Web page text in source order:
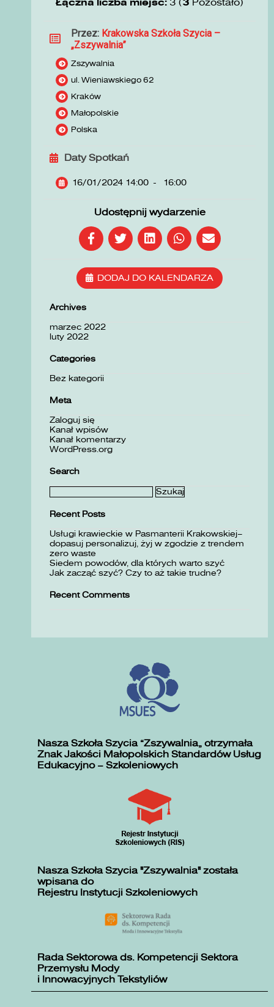
Przez: Krakowska Szkoła Szycia –
„Zszywalnia”
Zszywalnia
ul. Wieniawskiego 62
Kraków
Małopolskie
Polska
Daty Spotkań
16/01/2024 14:00 - 16:00
Udostępnij wydarzenie
DODAJ DO KALENDARZA
Archives
marzec 2022
luty 2022
Categories
Bez kategorii
Meta
Zaloguj się
Kanał wpisów
Kanał komentarzy
WordPress.org
Search
Szukaj:
Recent Posts
Usługi krawieckie w Pasmanterii Krakowskiej–
dopasuj personalizuj, żyj w zgodzie z trendem
zero waste
Siedem powodów, dla których warto szyć
Jak zacząć szyć? Czy to aż takie trudne?
Recent Comments
Nasza Szkoła Szycia „Zszywalnia” otrzymała
Znak Jakości Małopolskich Standardów Usług
Edukacyjno – Szkoleniowych
Nasza Szkoła Szycia "Zszywalnia" została
wpisana do
Rejestru Instytucji Szkoleniowych
Rada Sektorowa ds. Kompetencji Sektora
Przemysłu Mody
i Innowacyjnych Tekstyliów